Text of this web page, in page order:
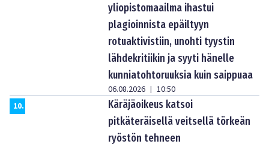
yliopistomaailma ihastui
plagioinnista epäiltyyn
rotuaktivistiin, unohti tyystin
lähdekritiikin ja syyti hänelle
kunniatohtoruuksia kuin saippuaa
06.08.2026 | 10:50
10.
Käräjäoikeus katsoi
pitkäteräisellä veitsellä törkeän
ryöstön tehneen